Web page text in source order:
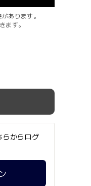
あります。
ます。
らからログ